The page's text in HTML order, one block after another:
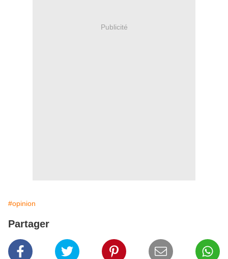
Publicité
#opinion
Partager